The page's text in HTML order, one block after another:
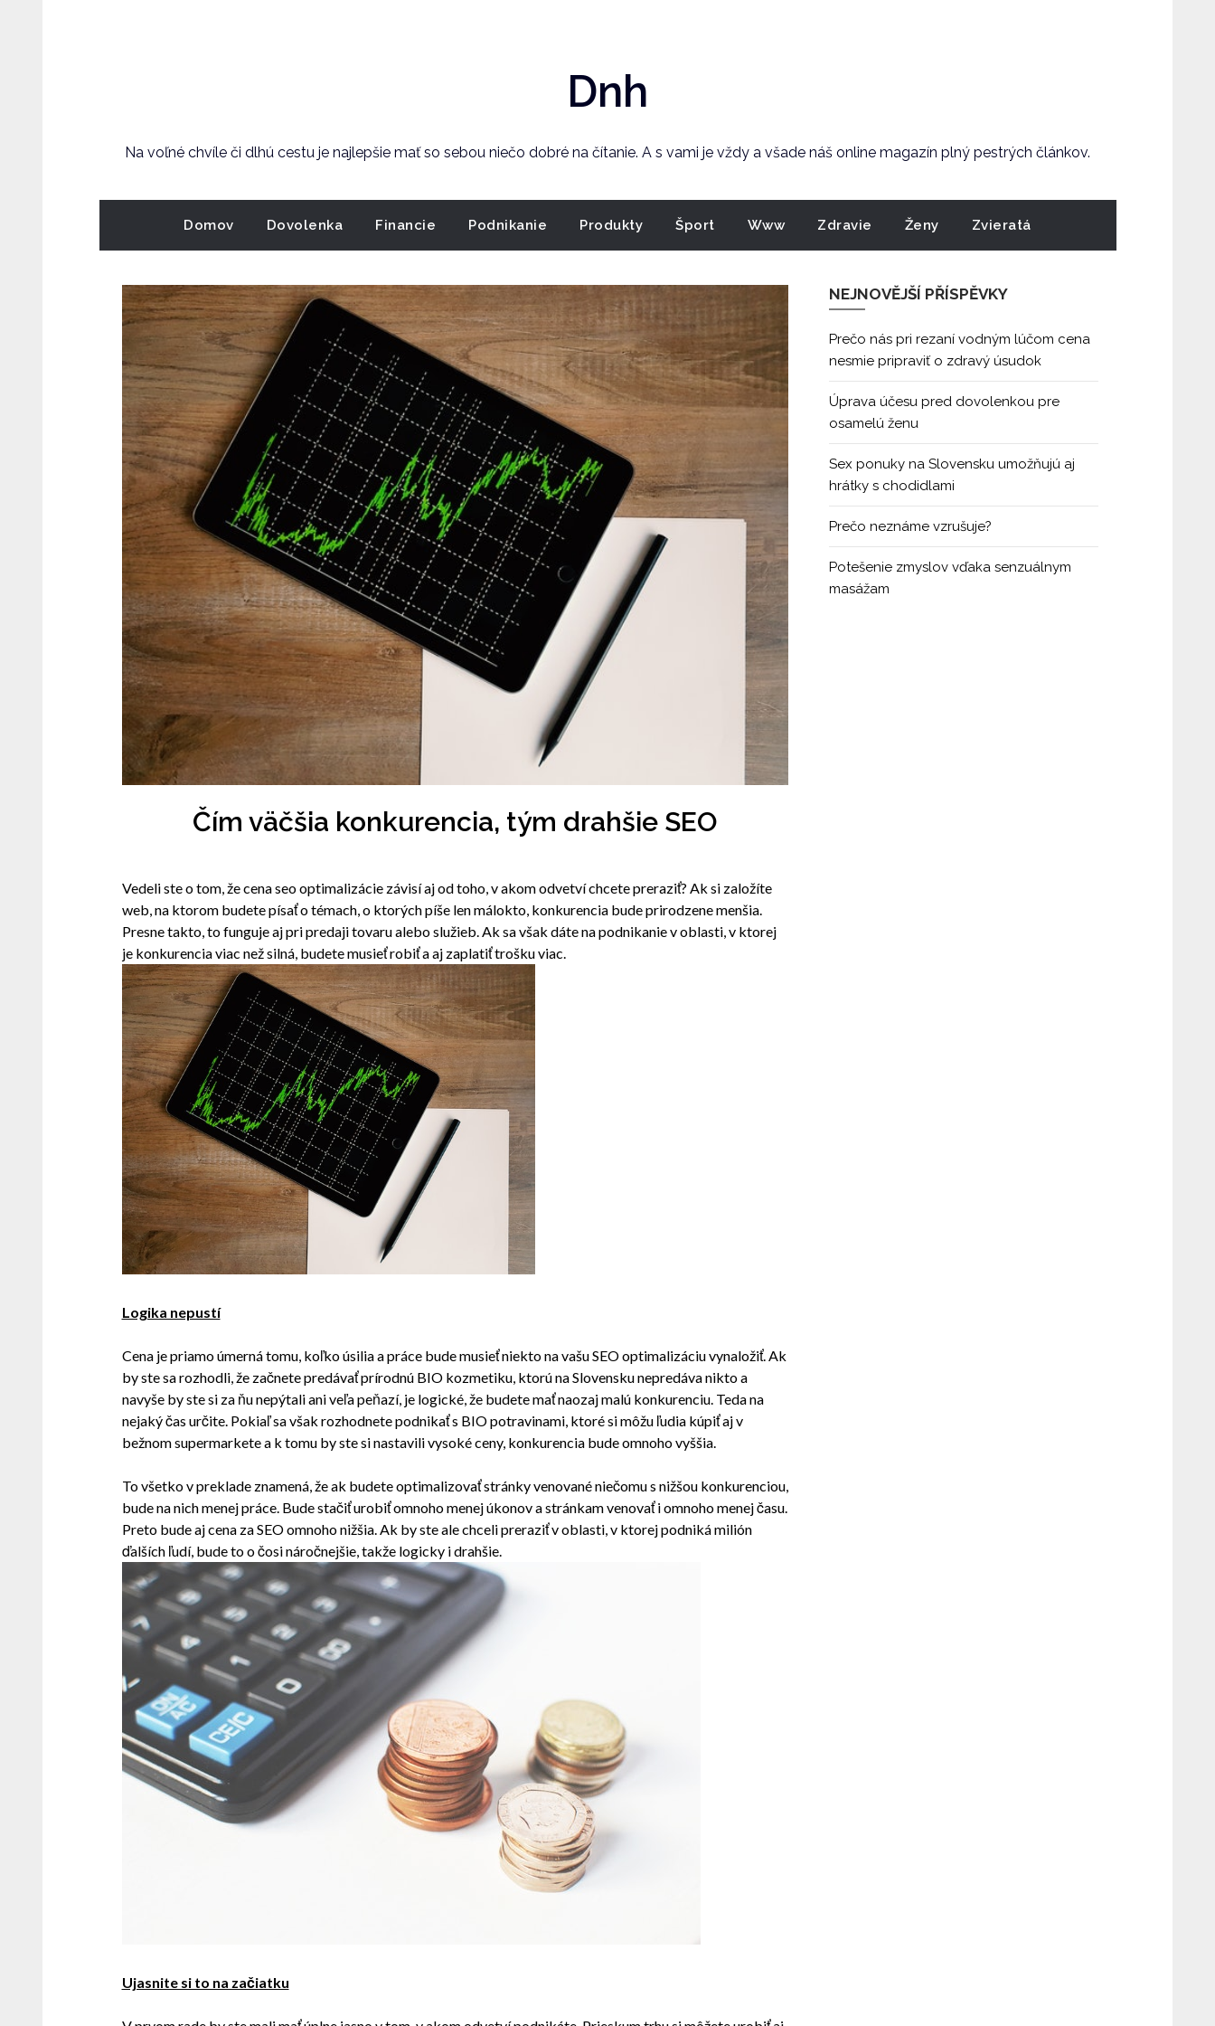
Dnh
Na voľné chvíle či dlhú cestu je najlepšie mať so sebou niečo dobré na čítanie. A s vami je vždy a všade náš online magazín plný pestrých článkov.
Domov Dovolenka Financie Podnikanie Produkty Šport Www Zdravie Ženy Zvieratá
Čím väčšia konkurencia, tým drahšie SEO
Vedeli ste o tom, žecena seo optimalizáciezávisí aj od toho, v akom odvetví chcete preraziť? Ak si založíte
web, na ktorom budete písať o témach, o ktorých píše len málokto, konkurencia bude prirodzene menšia.
Presne takto, to funguje aj pri predaji tovaru alebo služieb. Ak sa však dáte na podnikanie v oblasti, v ktorej
je konkurencia viac než silná, budete musieť robiť a aj zaplatiť trošku viac.
Logika nepustí
Cena je priamo úmerná tomu, koľko úsilia a práce bude musieť niekto na vašu SEO optimalizáciu vynaložiť. Ak
by ste sa rozhodli, že začnete predávať prírodnú BIO kozmetiku, ktorú na Slovensku nepredáva nikto a
navyše by ste si za ňu nepýtali ani veľa peňazí, je logické, že budete mať naozaj malú konkurenciu. Teda na
nejaký čas určite. Pokiaľ sa však rozhodnete podnikať s BIO potravinami, ktoré si môžu ľudia kúpiť aj v
bežnom supermarkete a k tomu by ste si nastavili vysoké ceny, konkurencia bude omnoho vyššia.
To všetko v preklade znamená, že ak budete optimalizovať stránky venované niečomu s nižšou konkurenciou,
bude na nich menej práce. Bude stačiť urobiť omnoho menej úkonov a stránkam venovať i omnoho menej času.
Preto bude aj cena za SEO omnoho nižšia. Ak by ste ale chceli preraziť v oblasti, v ktorej podniká milión
ďalších ľudí, bude to o čosi náročnejšie, takže logicky i drahšie.
Ujasnite si to na začiatku
NEJNOVĚJŠÍ PŘÍSPĚVKY
Prečo nás pri rezaní vodným lúčom cena
nesmie pripraviť o zdravý úsudok
Úprava účesu pred dovolenkou pre
osamelú ženu
Sex ponuky na Slovensku umožňujú aj
hrátky s chodidlami
Prečo neznáme vzrušuje?
Potešenie zmyslov vďaka senzuálnym
masážam